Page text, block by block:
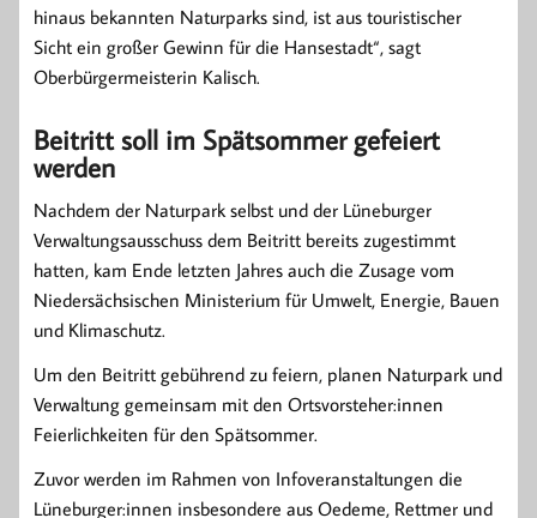
hinaus bekannten Naturparks sind, ist aus touristischer
Sicht ein großer Gewinn für die Hansestadt“, sagt
Oberbürgermeisterin Kalisch.
Beitritt soll im Spätsommer gefeiert
werden
Nachdem der Naturpark selbst und der Lüneburger
Verwaltungsausschuss dem Beitritt bereits zugestimmt
hatten, kam Ende letzten Jahres auch die Zusage vom
Niedersächsischen Ministerium für Umwelt, Energie, Bauen
und Klimaschutz.
Um den Beitritt gebührend zu feiern, planen Naturpark und
Verwaltung gemeinsam mit den Ortsvorsteher:innen
Feierlichkeiten für den Spätsommer.
Zuvor werden im Rahmen von Infoveranstaltungen die
Lüneburger:innen insbesondere aus Oedeme, Rettmer und